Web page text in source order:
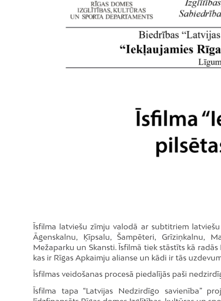
Īsfilma latviešu zīmju valodā ar subtitriem
Āgenskalnu, Ķīpsalu, Šampēteri, Grīziņkalnu,
Mežaparku un Skansti. Īsfilmā tiek stāstīts kā
kas ir Rīgas Apkaimju alianse un kādi ir tās
Īsfilmas veidošanas procesā piedalījās paši
Īsfilma tapa “Latvijas Nedzirdīgo savienība”